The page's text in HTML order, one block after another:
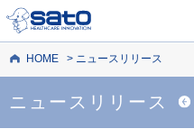
HOME ニュースリリース
ニュースリリース